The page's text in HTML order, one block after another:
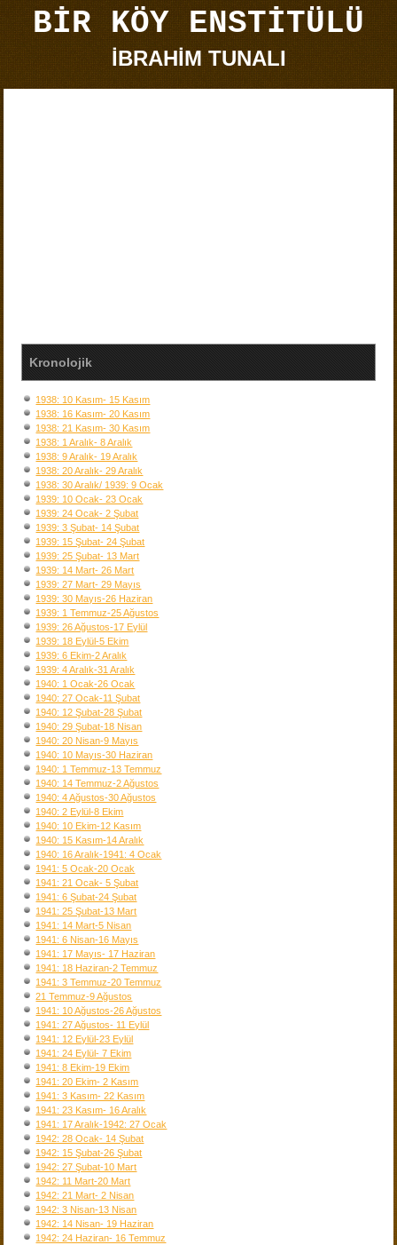
BİR KÖY ENSTİTÜLÜ
İBRAHİM TUNALI
Kronolojik
1938: 10 Kasım- 15 Kasım
1938: 16 Kasım- 20 Kasım
1938: 21 Kasım- 30 Kasım
1938: 1 Aralık- 8 Aralık
1938: 9 Aralık- 19 Aralık
1938: 20 Aralık- 29 Aralık
1938: 30 Aralık/ 1939: 9 Ocak
1939: 10 Ocak- 23 Ocak
1939: 24 Ocak- 2 Şubat
1939: 3 Şubat- 14 Şubat
1939: 15 Şubat- 24 Şubat
1939: 25 Şubat- 13 Mart
1939: 14 Mart- 26 Mart
1939: 27 Mart- 29 Mayıs
1939: 30 Mayıs-26 Haziran
1939: 1 Temmuz-25 Ağustos
1939: 26 Ağustos-17 Eylül
1939: 18 Eylül-5 Ekim
1939: 6 Ekim-2 Aralık
1939: 4 Aralık-31 Aralık
1940: 1 Ocak-26 Ocak
1940: 27 Ocak-11 Şubat
1940: 12 Şubat-28 Şubat
1940: 29 Şubat-18 Nisan
1940: 20 Nisan-9 Mayıs
1940: 10 Mayıs-30 Haziran
1940: 1 Temmuz-13 Temmuz
1940: 14 Temmuz-2 Ağustos
1940: 4 Ağustos-30 Ağustos
1940: 2 Eylül-8 Ekim
1940: 10 Ekim-12 Kasım
1940: 15 Kasım-14 Aralık
1940: 16 Aralık-1941: 4 Ocak
1941: 5 Ocak-20 Ocak
1941: 21 Ocak- 5 Şubat
1941: 6 Şubat-24 Şubat
1941: 25 Şubat-13 Mart
1941: 14 Mart-5 Nisan
1941: 6 Nisan-16 Mayıs
1941: 17 Mayıs- 17 Haziran
1941: 18 Haziran-2 Temmuz
1941: 3 Temmuz-20 Temmuz
21 Temmuz-9 Ağustos
1941: 10 Ağustos-26 Ağustos
1941: 27 Ağustos- 11 Eylül
1941: 12 Eylül-23 Eylül
1941: 24 Eylül- 7 Ekim
1941: 8 Ekim-19 Ekim
1941: 20 Ekim- 2 Kasım
1941: 3 Kasım- 22 Kasım
1941: 23 Kasım- 16 Aralık
1941: 17 Aralık-1942: 27 Ocak
1942: 28 Ocak- 14 Şubat
1942: 15 Şubat-26 Şubat
1942: 27 Şubat-10 Mart
1942: 11 Mart-20 Mart
1942: 21 Mart- 2 Nisan
1942: 3 Nisan-13 Nisan
1942: 14 Nisan- 19 Haziran
1942: 24 Haziran- 16 Temmuz